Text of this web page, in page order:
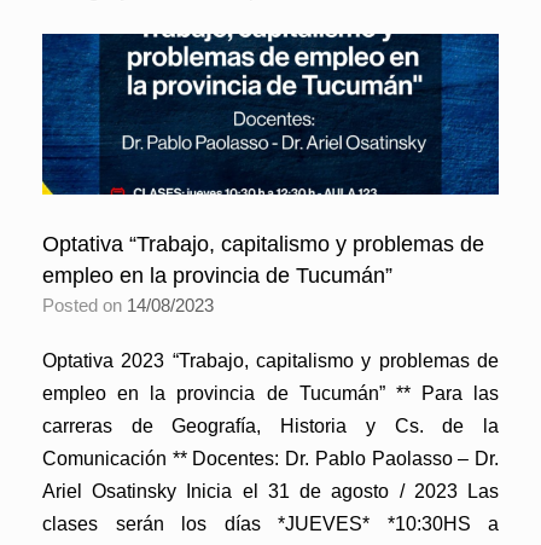
Optativa “Trabajo, capitalismo y problemas de
empleo en la provincia de Tucumán”
Posted on 14/08/2023
Optativa 2023 “Trabajo, capitalismo y problemas de
empleo en la provincia de Tucumán” ** Para las
carreras de Geografía, Historia y Cs. de la
Comunicación ** Docentes: Dr. Pablo Paolasso – Dr.
Ariel Osatinsky Inicia el 31 de agosto / 2023 Las
clases serán los días *JUEVES* *10:30HS a